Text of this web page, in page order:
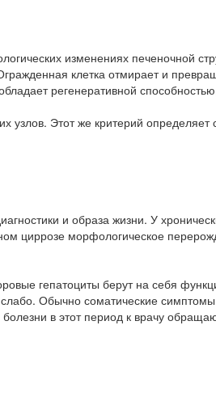
изменениях печеночной
клетка отмирает и
регенеративной
узлов. Этот же критерий определяет
и образа жизни. У
циррозе морфологическое
гепатоциты берут на себя
Обычно соматические
в этот период к врачу